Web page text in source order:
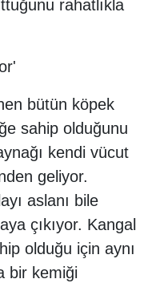
rahatlıkla
bütün köpek
sahip olduğunu
kendi vücut
geliyor.
aslanı bile
çıkıyor. Kangal
olduğu için aynı
bir kemiği